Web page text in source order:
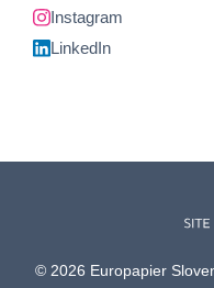
Instagram
LinkedIn
© 2026 Europapier